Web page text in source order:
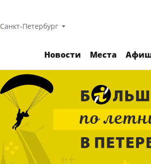
Санкт-Петербург
Новости Места